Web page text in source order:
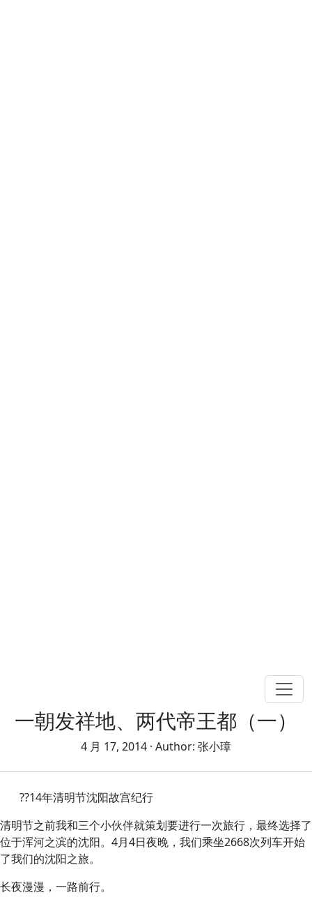
一朝发祥地、两代帝王都（一）
4 月 17, 2014 · Author: 张小璋
??14年清明节沈阳故宫纪行
清明节之前我和三个小伙伴就策划要进行一次旅行，最终选择了
位于浑河之滨的沈阳。4月4日夜晚，我们乘坐2668次列车开始
了我们的沈阳之旅。
长夜漫漫，一路前行。